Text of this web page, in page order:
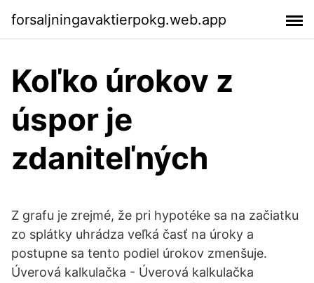
forsaljningavaktierpokg.web.app
Koľko úrokov z
úspor je
zdaniteľných
Z grafu je zrejmé, že pri hypotéke sa na začiatku
zo splátky uhrádza veľká časť na úroky a
postupne sa tento podiel úrokov zmenšuje.
Úverová kalkulačka - Úverová kalkulačka